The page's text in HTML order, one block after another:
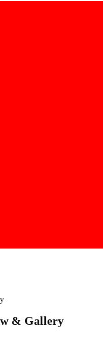
& Gallery